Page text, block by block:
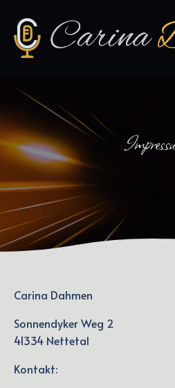
Carina Dahmen
Sonnendyker Weg 2
41334 Nettetal
Kontakt: